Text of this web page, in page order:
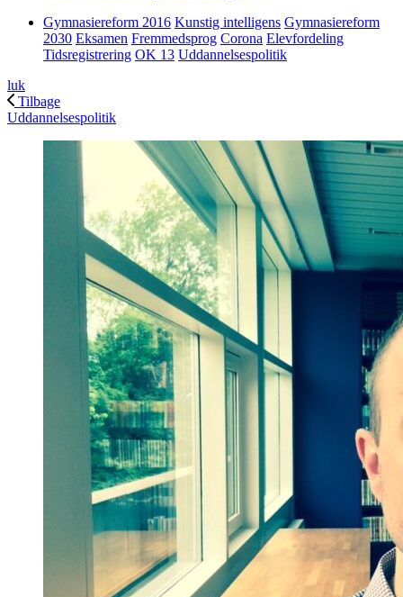
Gymnasiereform 2016 Kunstig intelligens Gymnasiereform
2030 Eksamen Fremmedsprog Corona Elevfordeling
Tidsregistrering OK 13 Uddannelsespolitik
luk
Tilbage
Uddannelsespolitik